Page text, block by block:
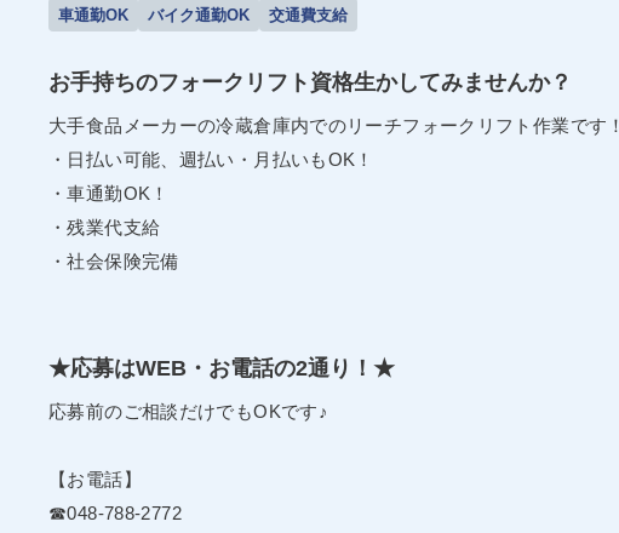
車通勤OK バイク通勤OK 交通費支給
お手持ちのフォークリフト資格生かしてみませんか？
大手食品メーカーの冷蔵倉庫内でのリーチフォークリフト作業です！
・日払い可能、週払い・月払いもOK！
・車通勤OK！
・残業代支給
・社会保険完備
★応募はWEB・お電話の2通り！★
応募前のご相談だけでもOKです♪
【お電話】
☎048-788-2772